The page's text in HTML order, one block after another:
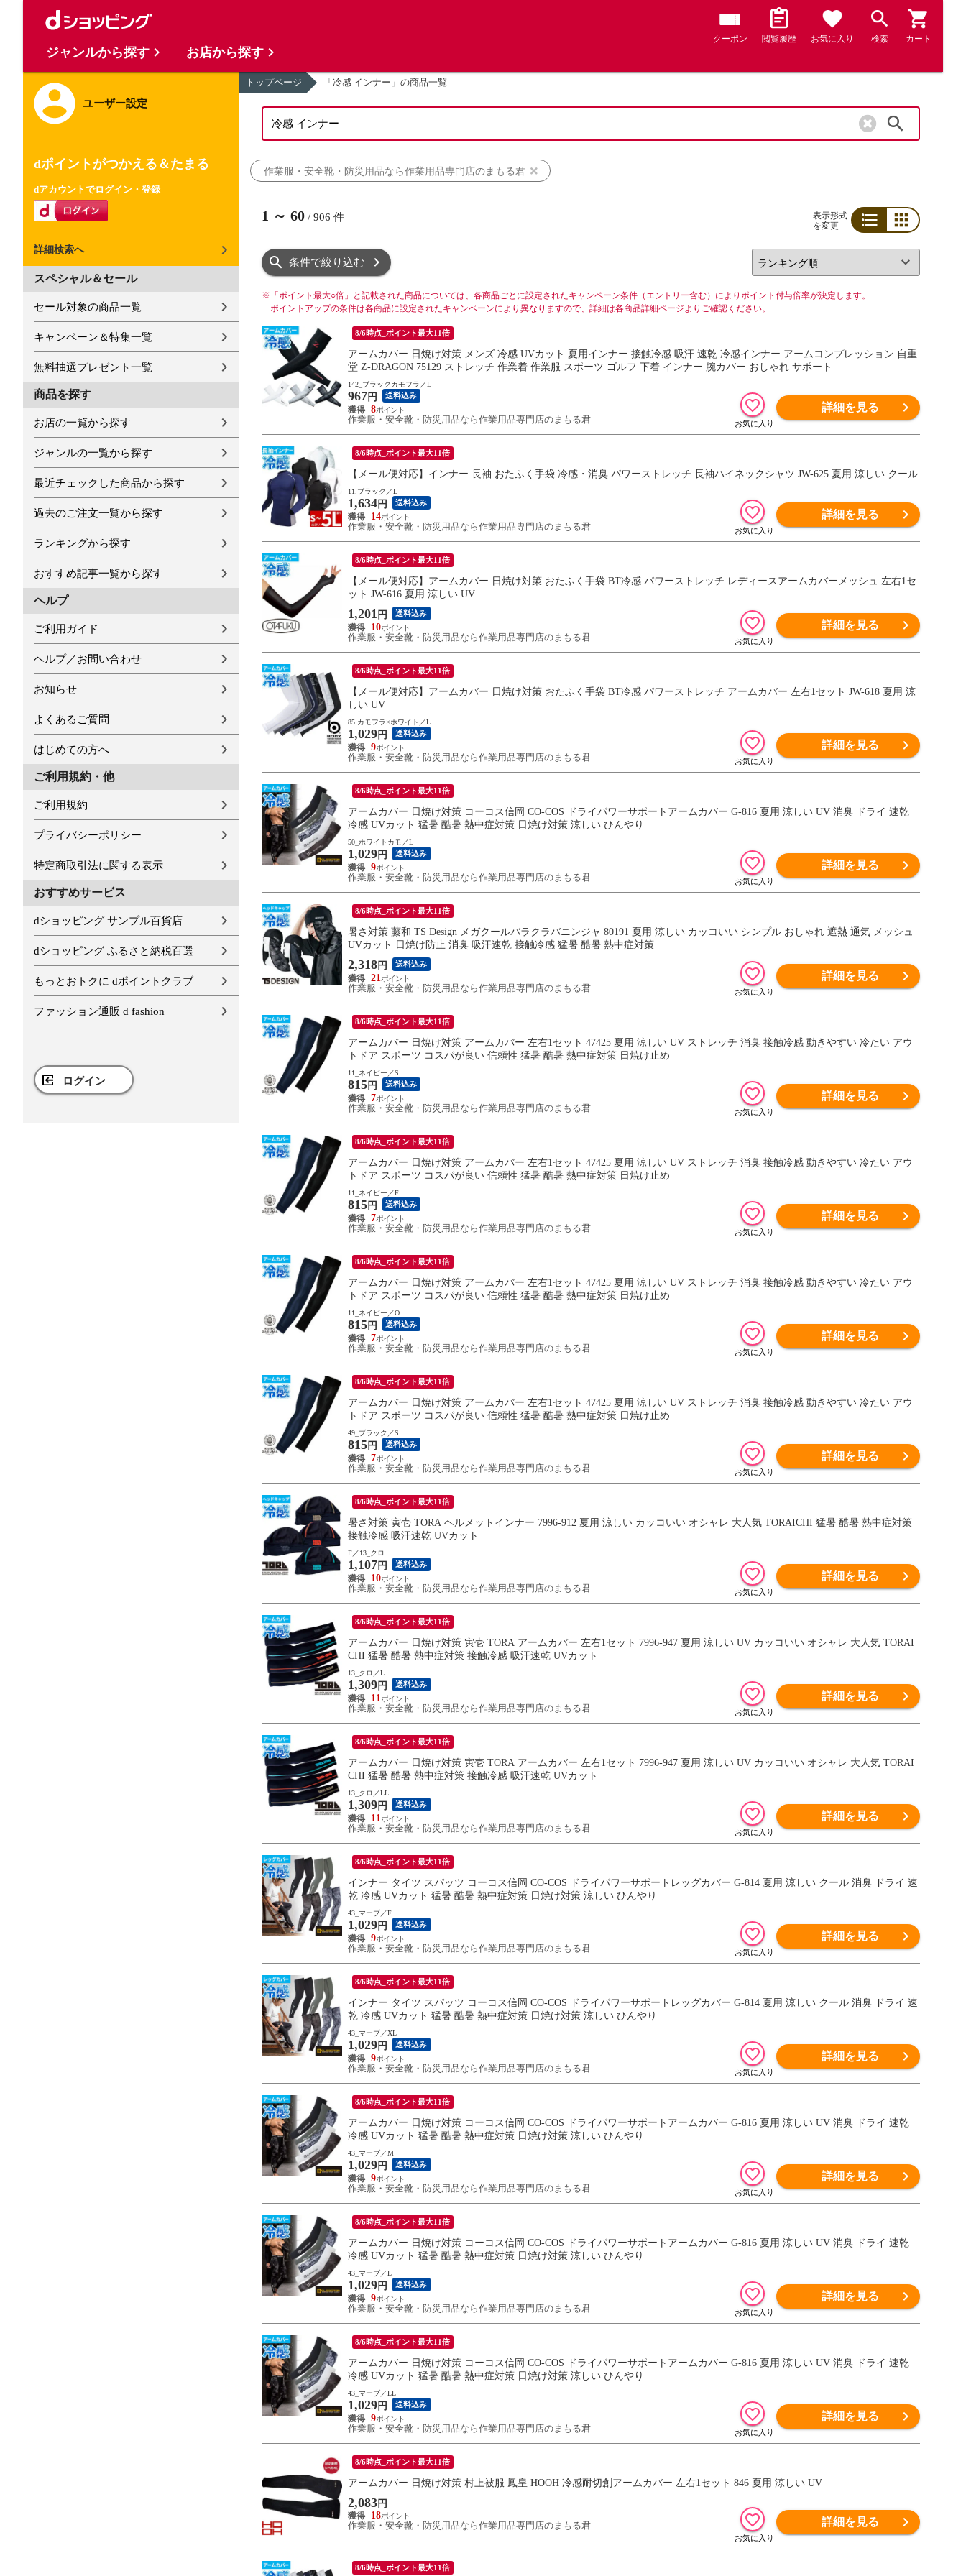
クーポン 閲覧履歴 お気に入り 検索 カート
ユーザー設定
dポイントがつかえる＆たまる
dアカウントでログイン・登録
詳細検索へ
スペシャル＆セール
セール対象の商品一覧
キャンペーン＆特集一覧
無料抽選プレゼント一覧
商品を探す
お店の一覧から探す
ジャンルの一覧から探す
最近チェックした商品から探す
過去のご注文一覧から探す
ランキングから探す
おすすめ記事一覧から探す
ヘルプ
ご利用ガイド
ヘルプ／お問い合わせ
お知らせ
よくあるご質問
はじめての方へ
ご利用規約・他
ご利用規約
プライバシーポリシー
特定商取引法に関する表示
おすすめサービス
dショッピング サンプル百貨店
dショッピング ふるさと納税百選
もっとおトクに dポイントクラブ
ファッション通販 d fashion
ログイン
トップページ 「冷感 インナー」の商品一覧
作業服・安全靴・防災用品なら作業用品専門店のまもる君
1 ～ 60 / 906 件
表示形式
を変更
条件で絞り込む
※ 「ポイント最大○倍」と記載された商品については、各商品ごとに設定されたキャンペーン条件（エントリー含む）によりポイント付与倍率が決定します。
ポイントアップの条件は各商品に設定されたキャンペーンにより異なりますので、詳細は各商品詳細ページよりご確認ください。
8/6時点_ポイント最大11倍
アームカバー 日焼け対策 メンズ 冷感 UVカット 夏用インナー 接触冷感 吸汗 速乾 冷感インナー アームコンプレッション 自重
堂 Z-DRAGON 75129 ストレッチ 作業着 作業服 スポーツ ゴルフ 下着 インナー 腕カバー おしゃれ サポート
142_ブラックカモフラ／L
967 円 送料込み
8
作業服・安全靴・防災用品なら作業用品専門店のまもる君
詳細を見る
8/6時点_ポイント最大11倍
【メール便対応】インナー 長袖 おたふく手袋 冷感・消臭 パワーストレッチ 長袖ハイネックシャツ JW-625 夏用 涼しい クール
11.ブラック／L
1,634 円 送料込み
14
作業服・安全靴・防災用品なら作業用品専門店のまもる君
詳細を見る
8/6時点_ポイント最大11倍
【メール便対応】アームカバー 日焼け対策 おたふく手袋 BT冷感 パワーストレッチ レディースアームカバーメッシュ 左右1セ
ット JW-616 夏用 涼しい UV
1,201 円 送料込み
10
作業服・安全靴・防災用品なら作業用品専門店のまもる君
詳細を見る
8/6時点_ポイント最大11倍
【メール便対応】アームカバー 日焼け対策 おたふく手袋 BT冷感 パワーストレッチ アームカバー 左右1セット JW-618 夏用 涼
しい UV
85.カモフラ×ホワイト／L
1,029 円 送料込み
9
作業服・安全靴・防災用品なら作業用品専門店のまもる君
詳細を見る
8/6時点_ポイント最大11倍
アームカバー 日焼け対策 コーコス信岡 CO-COS ドライパワーサポートアームカバー G-816 夏用 涼しい UV 消臭 ドライ 速乾
冷感 UVカット 猛暑 酷暑 熱中症対策 日焼け対策 涼しい ひんやり
50_ホワイトカモ／L
1,029 円 送料込み
9
作業服・安全靴・防災用品なら作業用品専門店のまもる君
詳細を見る
8/6時点_ポイント最大11倍
暑さ対策 藤和 TS Design メガクールバラクラバニンジャ 80191 夏用 涼しい カッコいい シンプル おしゃれ 遮熱 通気 メッシュ
UVカット 日焼け防止 消臭 吸汗速乾 接触冷感 猛暑 酷暑 熱中症対策
2,318 円 送料込み
21
作業服・安全靴・防災用品なら作業用品専門店のまもる君
詳細を見る
8/6時点_ポイント最大11倍
アームカバー 日焼け対策 アームカバー 左右1セット 47425 夏用 涼しい UV ストレッチ 消臭 接触冷感 動きやすい 冷たい アウ
トドア スポーツ コスパが良い 信頼性 猛暑 酷暑 熱中症対策 日焼け止め
11_ネイビー／S
815 円 送料込み
7
作業服・安全靴・防災用品なら作業用品専門店のまもる君
詳細を見る
8/6時点_ポイント最大11倍
アームカバー 日焼け対策 アームカバー 左右1セット 47425 夏用 涼しい UV ストレッチ 消臭 接触冷感 動きやすい 冷たい アウ
トドア スポーツ コスパが良い 信頼性 猛暑 酷暑 熱中症対策 日焼け止め
11_ネイビー／F
815 円 送料込み
7
作業服・安全靴・防災用品なら作業用品専門店のまもる君
詳細を見る
8/6時点_ポイント最大11倍
アームカバー 日焼け対策 アームカバー 左右1セット 47425 夏用 涼しい UV ストレッチ 消臭 接触冷感 動きやすい 冷たい アウ
トドア スポーツ コスパが良い 信頼性 猛暑 酷暑 熱中症対策 日焼け止め
11_ネイビー／O
815 円 送料込み
7
作業服・安全靴・防災用品なら作業用品専門店のまもる君
詳細を見る
8/6時点_ポイント最大11倍
アームカバー 日焼け対策 アームカバー 左右1セット 47425 夏用 涼しい UV ストレッチ 消臭 接触冷感 動きやすい 冷たい アウ
トドア スポーツ コスパが良い 信頼性 猛暑 酷暑 熱中症対策 日焼け止め
49_ブラック／S
815 円 送料込み
7
作業服・安全靴・防災用品なら作業用品専門店のまもる君
詳細を見る
8/6時点_ポイント最大11倍
暑さ対策 寅壱 TORA ヘルメットインナー 7996-912 夏用 涼しい カッコいい オシャレ 大人気 TORAICHI 猛暑 酷暑 熱中症対策
接触冷感 吸汗速乾 UVカット
F／13_クロ
1,107 円 送料込み
10
作業服・安全靴・防災用品なら作業用品専門店のまもる君
詳細を見る
8/6時点_ポイント最大11倍
アームカバー 日焼け対策 寅壱 TORA アームカバー 左右1セット 7996-947 夏用 涼しい UV カッコいい オシャレ 大人気 TORAI
CHI 猛暑 酷暑 熱中症対策 接触冷感 吸汗速乾 UVカット
13_クロ／L
1,309 円 送料込み
11
作業服・安全靴・防災用品なら作業用品専門店のまもる君
詳細を見る
8/6時点_ポイント最大11倍
アームカバー 日焼け対策 寅壱 TORA アームカバー 左右1セット 7996-947 夏用 涼しい UV カッコいい オシャレ 大人気 TORAI
CHI 猛暑 酷暑 熱中症対策 接触冷感 吸汗速乾 UVカット
13_クロ／LL
1,309 円 送料込み
11
作業服・安全靴・防災用品なら作業用品専門店のまもる君
詳細を見る
8/6時点_ポイント最大11倍
インナー タイツ スパッツ コーコス信岡 CO-COS ドライパワーサポートレッグカバー G-814 夏用 涼しい クール 消臭 ドライ 速
乾 冷感 UVカット 猛暑 酷暑 熱中症対策 日焼け対策 涼しい ひんやり
43_マーブ／F
1,029 円 送料込み
9
作業服・安全靴・防災用品なら作業用品専門店のまもる君
詳細を見る
8/6時点_ポイント最大11倍
インナー タイツ スパッツ コーコス信岡 CO-COS ドライパワーサポートレッグカバー G-814 夏用 涼しい クール 消臭 ドライ 速
乾 冷感 UVカット 猛暑 酷暑 熱中症対策 日焼け対策 涼しい ひんやり
43_マーブ／XL
1,029 円 送料込み
9
作業服・安全靴・防災用品なら作業用品専門店のまもる君
詳細を見る
8/6時点_ポイント最大11倍
アームカバー 日焼け対策 コーコス信岡 CO-COS ドライパワーサポートアームカバー G-816 夏用 涼しい UV 消臭 ドライ 速乾
冷感 UVカット 猛暑 酷暑 熱中症対策 日焼け対策 涼しい ひんやり
43_マーブ／M
1,029 円 送料込み
9
作業服・安全靴・防災用品なら作業用品専門店のまもる君
詳細を見る
8/6時点_ポイント最大11倍
アームカバー 日焼け対策 コーコス信岡 CO-COS ドライパワーサポートアームカバー G-816 夏用 涼しい UV 消臭 ドライ 速乾
冷感 UVカット 猛暑 酷暑 熱中症対策 日焼け対策 涼しい ひんやり
43_マーブ／L
1,029 円 送料込み
9
作業服・安全靴・防災用品なら作業用品専門店のまもる君
詳細を見る
8/6時点_ポイント最大11倍
アームカバー 日焼け対策 コーコス信岡 CO-COS ドライパワーサポートアームカバー G-816 夏用 涼しい UV 消臭 ドライ 速乾
冷感 UVカット 猛暑 酷暑 熱中症対策 日焼け対策 涼しい ひんやり
43_マーブ／LL
1,029 円 送料込み
9
作業服・安全靴・防災用品なら作業用品専門店のまもる君
詳細を見る
8/6時点_ポイント最大11倍
アームカバー 日焼け対策 村上被服 鳳皇 HOOH 冷感耐切創アームカバー 左右1セット 846 夏用 涼しい UV
2,083 円
18
作業服・安全靴・防災用品なら作業用品専門店のまもる君
詳細を見る
8/6時点_ポイント最大11倍
ジャンルから探す お店から探す